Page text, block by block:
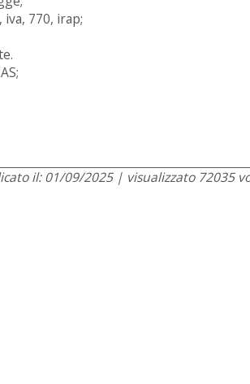
770, irap;
il: 01/09/2025 | visualizzato 72035